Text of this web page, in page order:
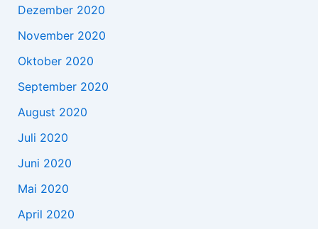
Dezember 2020
November 2020
Oktober 2020
September 2020
August 2020
Juli 2020
Juni 2020
Mai 2020
April 2020